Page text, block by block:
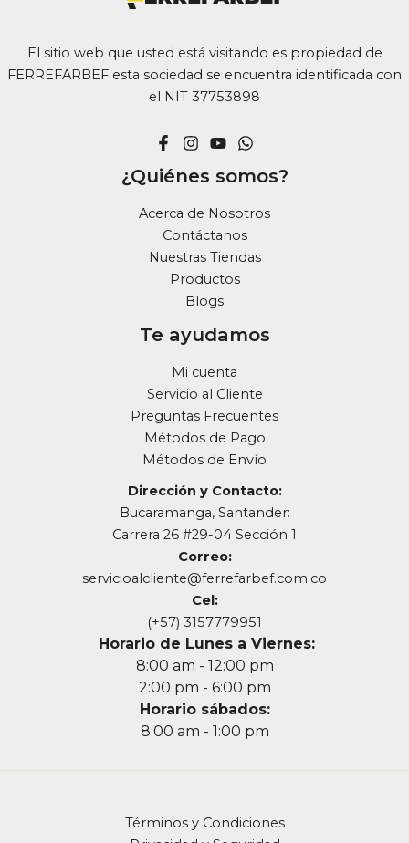
El sitio web que usted está visitando es propiedad de
FERREFARBEF esta sociedad se encuentra identificada con
el NIT 37753898
¿Quiénes somos?
Acerca de Nosotros
Contáctanos
Nuestras Tiendas
Productos
Blogs
Te ayudamos
Mi cuenta
Servicio al Cliente
Preguntas Frecuentes
Métodos de Pago
Métodos de Envío
Dirección y Contacto:
Bucaramanga, Santander:
Carrera 26 #29-04 Sección 1
Correo:
servicioalcliente@ferrefarbef.com.co
Cel:
(+57) 3157779951
Horario de Lunes a Viernes:
8:00 am - 12:00 pm
2:00 pm - 6:00 pm
Horario sábados:
8:00 am - 1:00 pm
Términos y Condiciones